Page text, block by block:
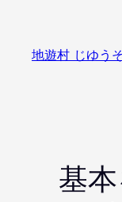
地遊村 じゆう
基